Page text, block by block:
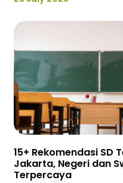
15+ Rekomendasi SD
Jakarta, Negeri dan
Terpercaya